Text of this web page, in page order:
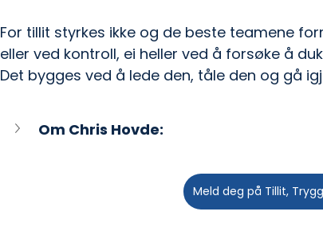
For tillit styrkes ikke og de beste teamene
eller ved kontroll, ei heller ved å forsøke å
Det bygges ved å lede den, tåle den og gå
Om Chris Hovde:
Meld deg på Tillit,